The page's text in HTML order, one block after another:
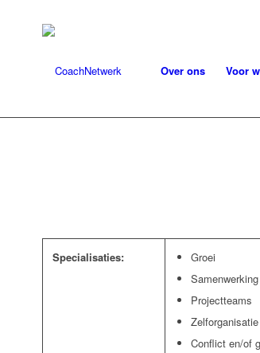
Over ons Voor
Specialisaties:
Groei
Samenwerking
Projectteams
Zelforganisatie
Conflict en/of